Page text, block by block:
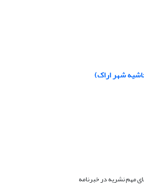
شهر اراک)
مهم نشریه در خبرنامه